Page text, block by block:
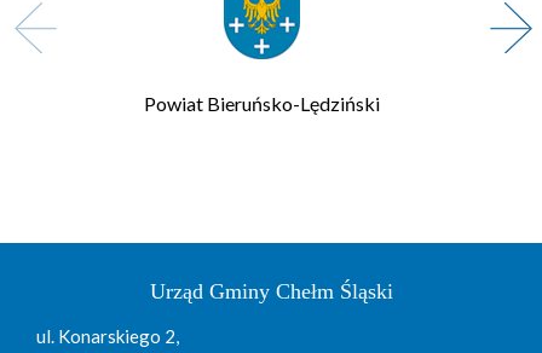
Powiat Bieruńsko-Lędziński
Urząd Gminy Chełm Śląski
ul. Konarskiego 2,